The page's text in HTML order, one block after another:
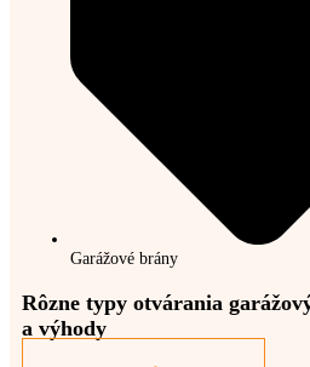
Garážové brány
Rôzne typy otvárania
a výhody